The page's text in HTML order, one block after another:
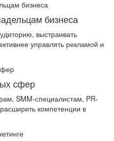
бизнеса
выстраивать
управлять рекламой и
сфер
SMM-специалистам, PR-
компетенции в